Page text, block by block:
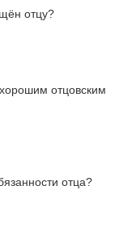
отцу?
хорошим отцовским
отца?